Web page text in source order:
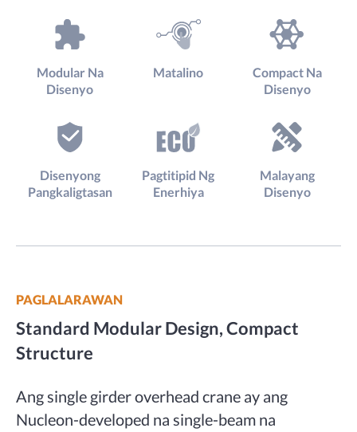
Modular Na
Disenyo
Matalino
Compact Na
Disenyo
Disenyong
Pangkaligtasan
Pagtitipid Ng
Enerhiya
Malayang
Disenyo
PAGLALARAWAN
Standard Modular Design, Compact
Structure
Ang single girder overhead crane ay ang
Nucleon-developed na single-beam na